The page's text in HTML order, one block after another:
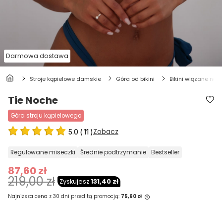
Darmowa dostawa
stroje kąpielowe damskie góra od bikini bikini wiązane na
Tie Noche
góra stroju kąpielowego
5.0 (11 )Zobacz
regulowane miseczki średnie podtrzymanie bestseller
87,60 zł
219,00 zł Zyskujesz131,40 zł
Najniższa cena z 30 dni przed tą promocją: 75,60 zł